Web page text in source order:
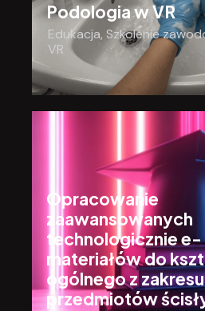
Podologia w VR
Edukacja, Szkolenie
VR
Opracowanie
zaawansowanych
technologicznie e-
materiałów do
ogólnego z zakresu
przedmiotów